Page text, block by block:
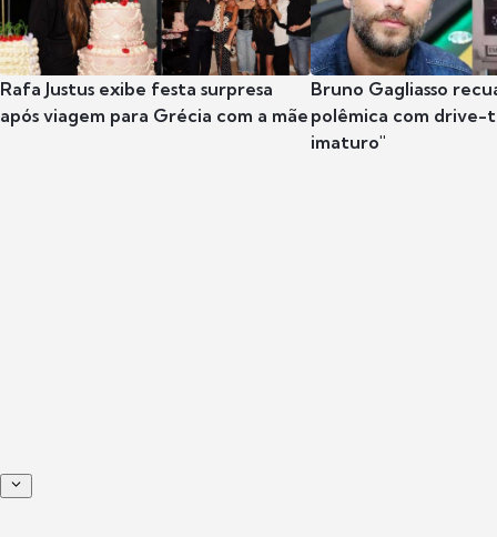
Rafa Justus exibe festa surpresa
após viagem para Grécia com a mãe
Bruno Gagliasso
polêmica com drive-
imaturo"